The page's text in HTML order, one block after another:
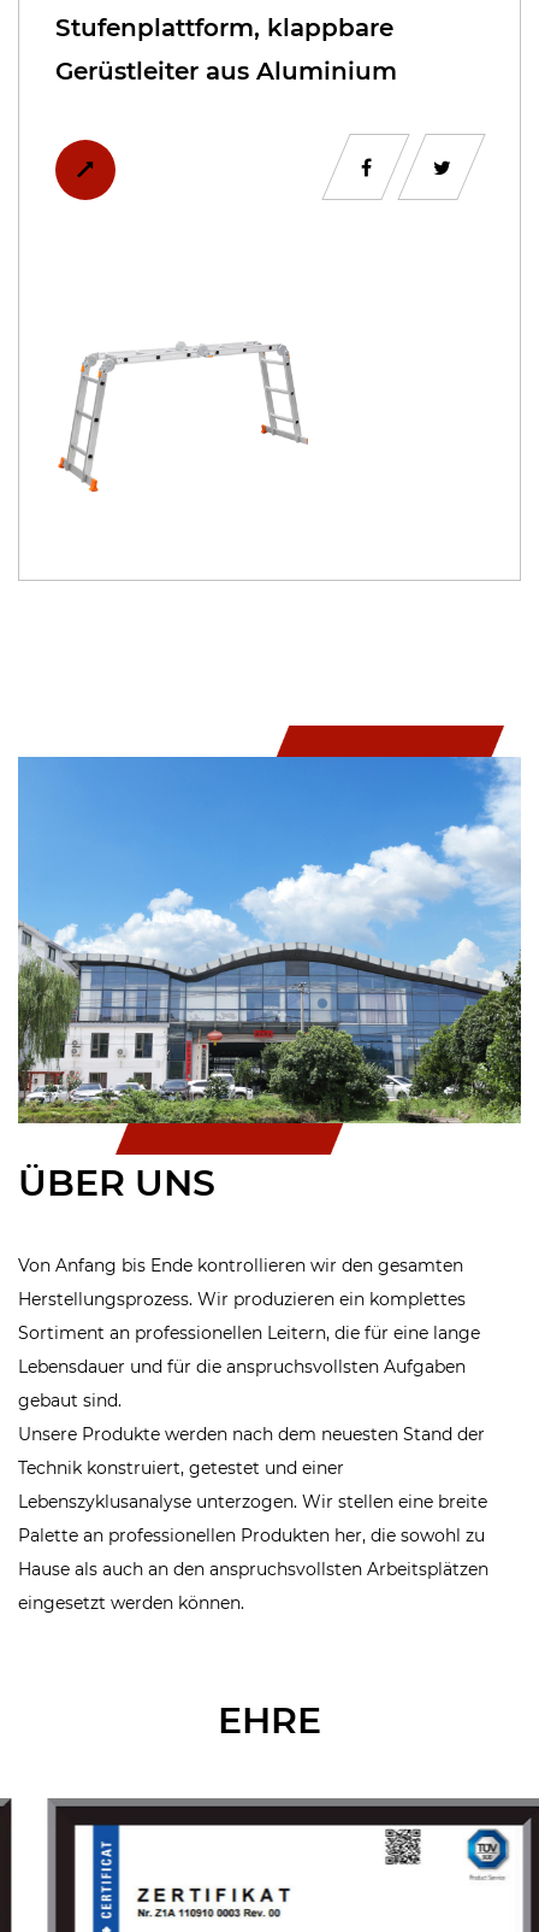
Stufenplattform, klappbare
Gerüstleiter aus Aluminium
ÜBER UNS
Von Anfang bis Ende kontrollieren wir den gesamten
Herstellungsprozess. Wir produzieren ein komplettes
Sortiment an professionellen Leitern, die für eine lange
Lebensdauer und für die anspruchsvollsten Aufgaben
gebaut sind.
Unsere Produkte werden nach dem neuesten Stand der
Technik konstruiert, getestet und einer
Lebenszyklusanalyse unterzogen. Wir stellen eine breite
Palette an professionellen Produkten her, die sowohl zu
Hause als auch an den anspruchsvollsten Arbeitsplätzen
eingesetzt werden können.
EHRE